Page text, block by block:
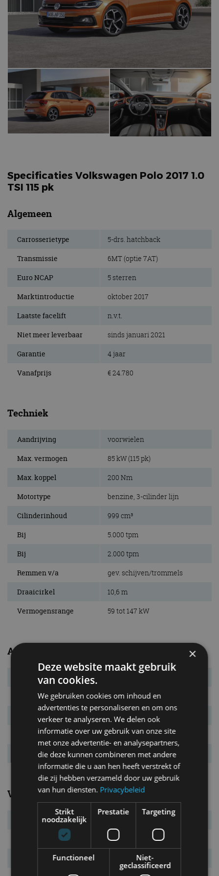
Specificaties Volkswagen Polo 2017 1.0
TSI 115 pk
Algemeen
Carrosserietype 5-drs. hatchback
Transmissie 6MT (optie 7AT)
Euro NCAP 5 sterren
Marktintroductie oktober 2017
Laatste facelift n.v.t.
Niet meer leverbaar sinds januari 2021
Garantie 4 jaar
Vanafprijs € 24.780
Techniek
Aandrijving voorwielen
Max. vermogen 85 kW (115 pk)
Max. koppel 200 Nm
Motortype benzine, 3-cilinder lijn
Cilinderinhoud 999 cm³
Bij 5.000 tpm
Bij 2.000 tpm
Remmen v/a gev. schijven/trommels
Draaicirkel 10,6 m
Vermogensrange 59 tot 147 kW
Afmetingen en gewichten
Massa leeg
L x B x H 4.050 x 1.750 x 1.450 mm
Inh. bag. ruimte. 355 l
Wielbasis 2.560 mm
Tankinhoud 40 l
Verbruik
Verbr. gecomb.
105 g/km
Energielabel
×
Deze website maakt gebruik
van cookies.
We gebruiken cookies om inhoud en
advertenties te personaliseren en om ons
verkeer te analyseren. We delen ook
informatie over uw gebruik van onze site
met onze advertentie- en analysepartners,
die deze kunnen combineren met andere
informatie die u aan hen heeft verstrekt of
die zij hebben verzameld door uw gebruik
van hun diensten. Privacybeleid
Strikt
noodzakelijk
Prestatie Targeting
Functioneel
Niet-
geclassificeerd